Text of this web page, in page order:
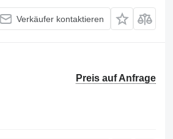
Verkäufer kontaktieren
Preis auf Anfrage